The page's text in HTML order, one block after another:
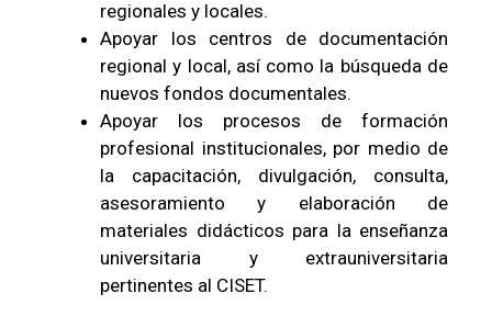
regionales y locales.
Apoyar los centros de documentación
regional y local, así como la búsqueda de
nuevos fondos documentales.
Apoyar los procesos de formación
profesional institucionales, por medio de
la capacitación, divulgación, consulta,
asesoramiento y elaboración de
materiales didácticos para la enseñanza
universitaria y extrauniversitaria
pertinentes al CISET.